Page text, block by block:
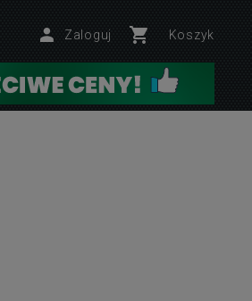
Zaloguj Koszyk